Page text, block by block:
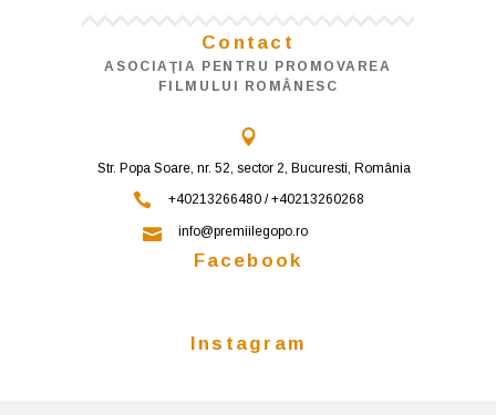
Contact
ASOCIAŢIA PENTRU PROMOVAREA
FILMULUI ROMÂNESC
Str. Popa Soare, nr. 52, sector 2, Bucuresti, România
+40213266480 / +40213260268
info@premiilegopo.ro
Facebook
Instagram